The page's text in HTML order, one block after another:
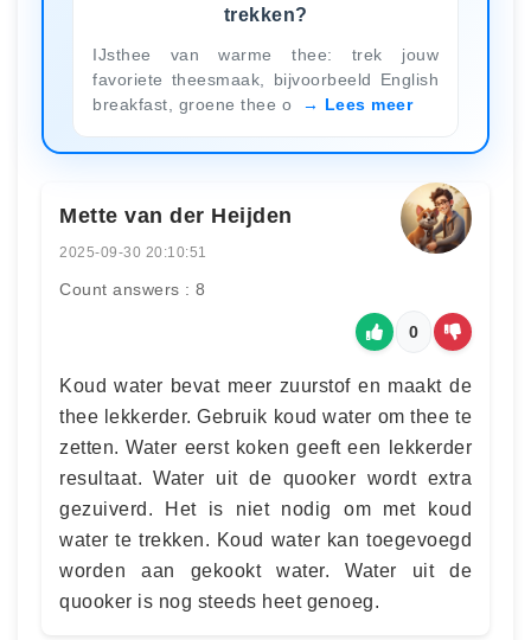
trekken?
IJsthee van warme thee: trek jouw
favoriete theesmaak, bijvoorbeeld English
breakfast, groene thee o
Lees meer
Mette van der Heijden
2025-09-30 20:10:51
Count answers : 8
0
Koud water bevat meer zuurstof en maakt de
thee lekkerder. Gebruik koud water om thee te
zetten. Water eerst koken geeft een lekkerder
resultaat. Water uit de quooker wordt extra
gezuiverd. Het is niet nodig om met koud
water te trekken. Koud water kan toegevoegd
worden aan gekookt water. Water uit de
quooker is nog steeds heet genoeg.